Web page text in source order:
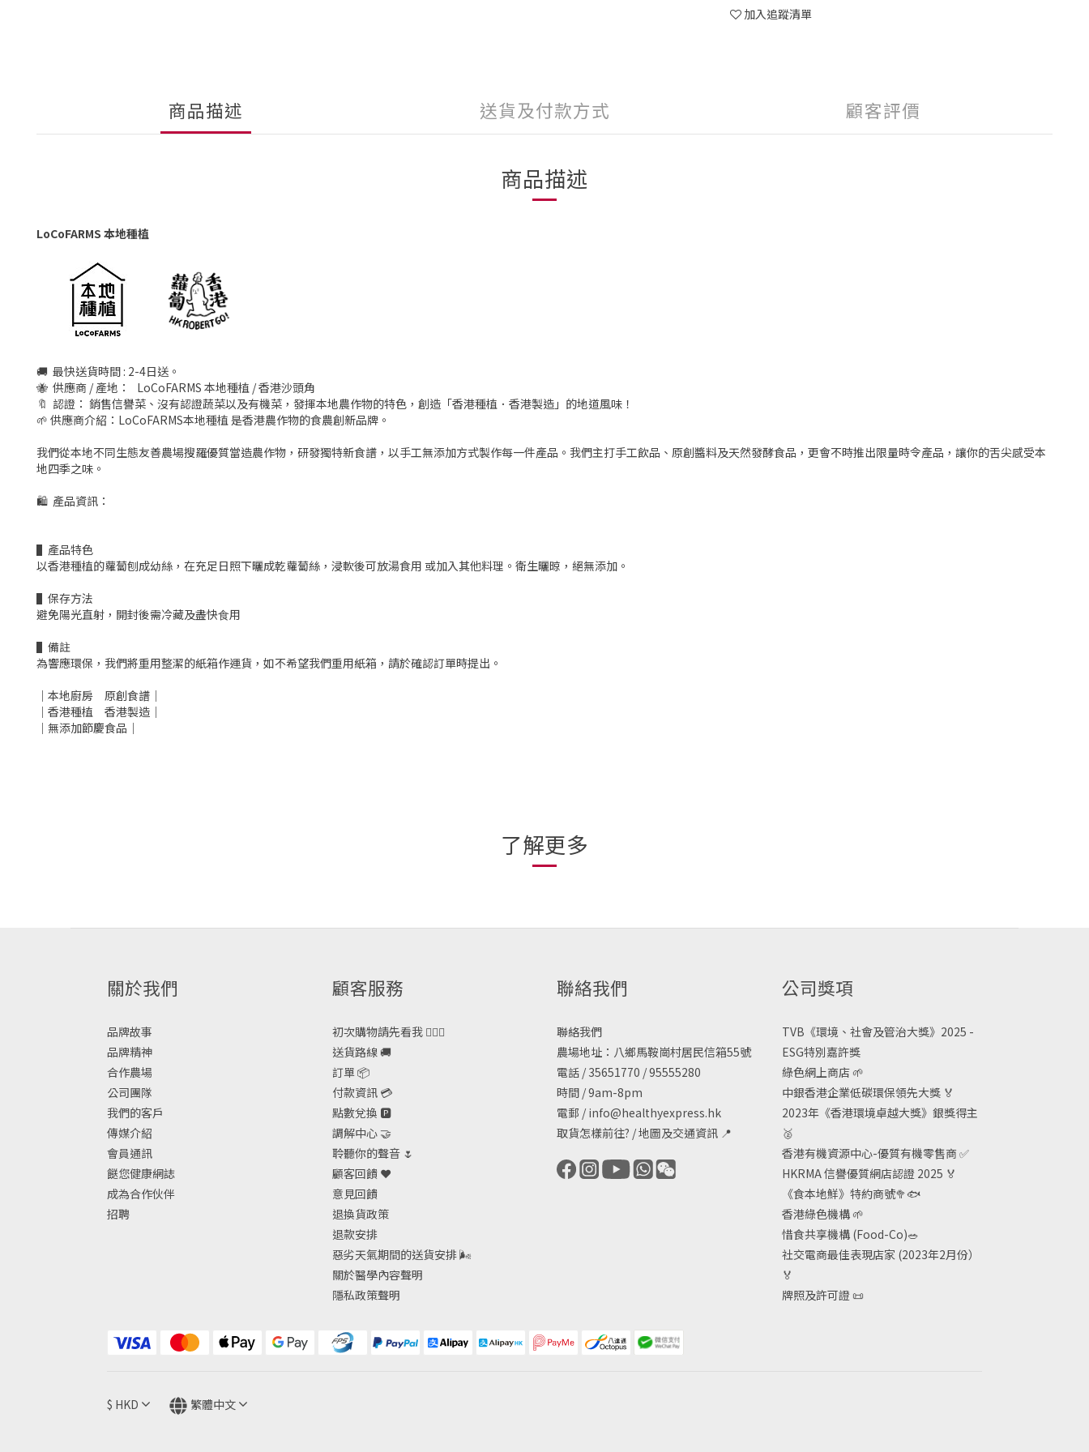
加入追蹤清單
商品描述 送貨及付款方式 顧客評價
商品描述
LoCoFARMS 本地種植
🚚 最快送貨時間 : 2-4日送。
🐝 供應商 / 產地： LoCoFARMS 本地種植 / 香港沙頭角
🔖 認證： 銷售信譽菜、沒有認證蔬菜以及有機菜，發揮本地農作物的特色，創造「香港種植．香港製造」的地道風味！
🌱 供應商介紹：LoCoFARMS本地種植 是香港農作物的食農創新品牌。
我們從本地不同生態友善農場搜羅優質當造農作物，研發獨特新食譜，以手工無添加方式製作每一件產品。我們主打手工飲品、原創醬料及天然發酵食品，更會不時推出限量時令產品，讓你的舌尖感受本
地四季之味。
🛍 產品資訊：
▌產品特色
以香港種植的蘿蔔刨成幼絲，在充足日照下曬成乾蘿蔔絲，浸軟後可放湯食用 或加入其他料理。衛生曬晾，絕無添加。
▌保存方法
避免陽光直射，開封後需冷藏及盡快⾷⽤
▌備註
為響應環保，我們將重用整潔的紙箱作運貨，如不希望我們重用紙箱，請於確認訂單時提出。
｜本地廚房 原創食譜｜
｜香港種植 香港製造｜
｜無添加節慶食品｜
了解更多
關於我們
品牌故事
品牌精神
合作農場
公司團隊
我們的客戶
傳媒介紹
會員通訊
餸您健康網誌
成為合作伙伴
招聘
顧客服務
初次購物請先看我 🙋🏻‍♀️
送貨路線 🚚
訂單 📦
付款資訊 💳
點數兌換 🅿️
調解中心 🤝
聆聽你的聲音 🌷
顧客回饋 ❤️
意見回饋
退換貨政策
退款安排
惡劣天氣期間的送貨安排🌬
關於醫學內容聲明
隱私政策聲明
聯絡我們
聯絡我們
農場地址：八鄉馬鞍崗村居民信箱55號
電話 / 35651770 / 95555280
時間 / 9am-8pm
電郵 / info@healthyexpress.hk
取貨怎樣前往? /地圖及交通資訊 📍
公司獎項
TVB《環境、社會及管治大獎》2025 -
ESG特別嘉許獎
綠色網上商店🌱
中銀香港企業低碳環保領先大獎🏅
2023年《香港環境卓越大獎》銀獎得主
🥈
香港有機資源中心-優質有機零售商✅
HKRMA 信譽優質網店認證 2025 🏅
《食本地鮮》特約商號🥦🐟
香港綠色機構🌱
惜食共享機構 (Food-Co)🥗
社交電商最佳表現店家 (2023年2月份）
🏅
牌照及許可證📜
$ HKD 繁體中文